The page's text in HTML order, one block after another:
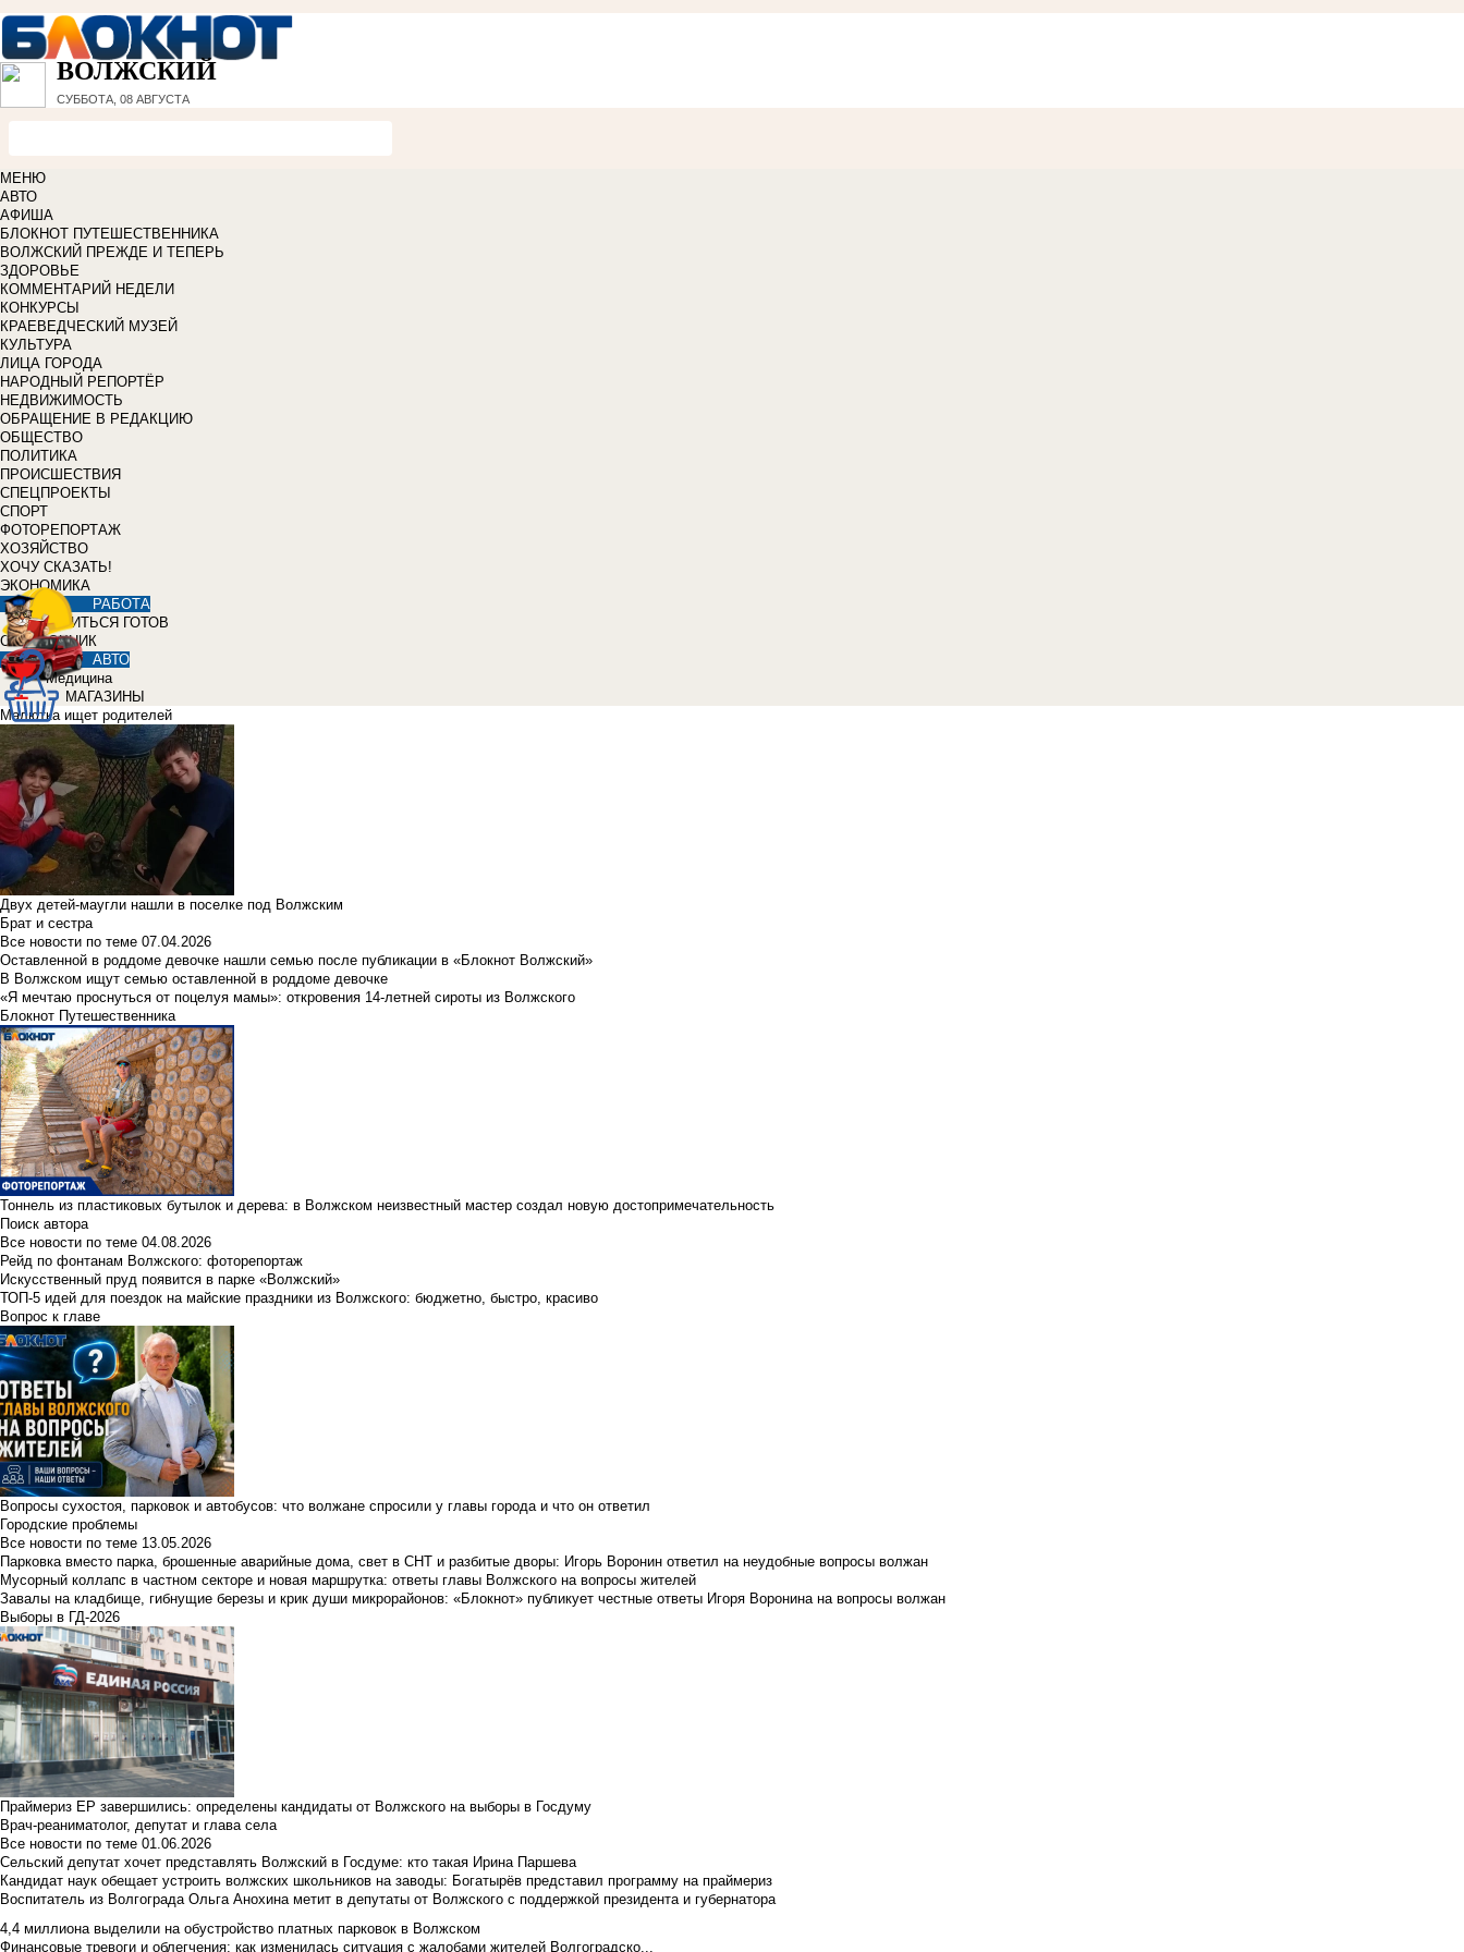
ВОЛЖСКИЙ
СУББОТА, 08 АВГУСТА
МЕНЮ
АВТО
АФИША
БЛОКНОТ ПУТЕШЕСТВЕННИКА
ВОЛЖСКИЙ ПРЕЖДЕ И ТЕПЕРЬ
ЗДОРОВЬЕ
КОММЕНТАРИЙ НЕДЕЛИ
КОНКУРСЫ
КРАЕВЕДЧЕСКИЙ МУЗЕЙ
КУЛЬТУРА
ЛИЦА ГОРОДА
НАРОДНЫЙ РЕПОРТЁР
НЕДВИЖИМОСТЬ
ОБРАЩЕНИЕ В РЕДАКЦИЮ
ОБЩЕСТВО
ПОЛИТИКА
ПРОИСШЕСТВИЯ
СПЕЦПРОЕКТЫ
СПОРТ
ФОТОРЕПОРТАЖ
ХОЗЯЙСТВО
ХОЧУ СКАЗАТЬ!
ЭКОНОМИКА
РАБОТА
УЧИТЬСЯ ГОТОВ
СПРАВОЧНИК
АВТО
Медицина
МАГАЗИНЫ
Малютка ищет родителей
Двух детей-маугли нашли в поселке под Волжским
Брат и сестра
Все новости по теме 07.04.2026
Оставленной в роддоме девочке нашли семью после публикации в «Блокнот Волжский»
В Волжском ищут семью оставленной в роддоме девочке
«Я мечтаю проснуться от поцелуя мамы»: откровения 14-летней сироты из Волжского
Блокнот Путешественника
Тоннель из пластиковых бутылок и дерева: в Волжском неизвестный мастер создал новую достопримечательность
Поиск автора
Все новости по теме 04.08.2026
Рейд по фонтанам Волжского: фоторепортаж
Искусственный пруд появится в парке «Волжский»
ТОП-5 идей для поездок на майские праздники из Волжского: бюджетно, быстро, красиво
Вопрос к главе
Вопросы сухостоя, парковок и автобусов: что волжане спросили у главы города и что он ответил
Городские проблемы
Все новости по теме 13.05.2026
Парковка вместо парка, брошенные аварийные дома, свет в СНТ и разбитые дворы: Игорь Воронин ответил на неудобные вопросы волжан
Мусорный коллапс в частном секторе и новая маршрутка: ответы главы Волжского на вопросы жителей
Завалы на кладбище, гибнущие березы и крик души микрорайонов: «Блокнот» публикует честные ответы Игоря Воронина на вопросы волжан
Выборы в ГД-2026
Праймериз ЕР завершились: определены кандидаты от Волжского на выборы в Госдуму
Врач-реаниматолог, депутат и глава села
Все новости по теме 01.06.2026
Сельский депутат хочет представлять Волжский в Госдуме: кто такая Ирина Паршева
Кандидат наук обещает устроить волжских школьников на заводы: Богатырёв представил программу на праймериз
Воспитатель из Волгограда Ольга Анохина метит в депутаты от Волжского с поддержкой президента и губернатора
4,4 миллиона выделили на обустройство платных парковок в Волжском
Финансовые тревоги и облегчения: как изменилась ситуация с жалобами жителей Волгоградско...